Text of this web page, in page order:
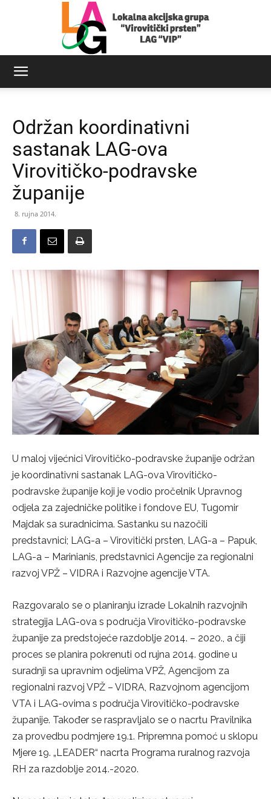
Virovitički
Održan koordinativni
sastanak LAG-ova
Virovitičko-podravske
županije
8. rujna 2014.
U maloj vijećnici Virovitičko-podravske županije održan
je koordinativni sastanak LAG-ova Virovitičko-
podravske županije koji je vodio pročelnik Upravnog
odjela za zajedničke politike i fondove EU, Tugomir
Majdak sa suradnicima. Sastanku su nazočili
predstavnici; LAG-a – Virovitički prsten, LAG-a – Papuk,
LAG-a – Marinianis, predstavnici Agencije za regionalni
razvoj VPŽ – VIDRA i Razvojne agencije VTA.
Razgovaralo se o planiranju izrade Lokalnih razvojnih
strategija LAG-ova s područja Virovitičko-podravske
županije za predstojeće razdoblje 2014. – 2020., a čiji
proces se planira pokrenuti od rujna 2014. godine u
suradnji sa upravnim odjelima VPŽ, Agencijom za
regionalni razvoj VPŽ – VIDRA, Razvojnom agencijom
VTA i LAG-ovima s područja Virovitičko-podravske
županije. Također se raspravljalo se o nacrtu Pravilnika
za provedbu podmjere 19.1. Pripremna pomoć u sklopu
Mjere 19. „LEADER“ nacrta Programa ruralnog razvoja
RH za razdoblje 2014.-2020.